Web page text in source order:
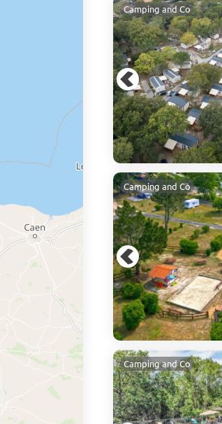
Camping and Co
Camping and Co
Camping and Co